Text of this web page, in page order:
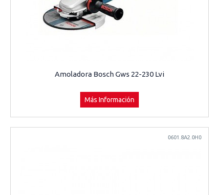
Amoladora Bosch Gws 22-230 Lvi
Más Información
0601.8A2.0H0